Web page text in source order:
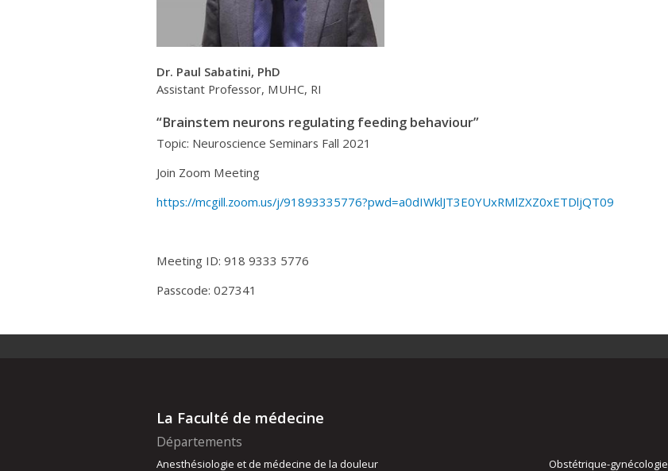
Dr. Paul Sabatini, PhD
Assistant Professor, MUHC, RI
“Brainstem neurons regulating feeding behaviour”
Topic: Neuroscience Seminars Fall 2021
Join Zoom Meeting
https://mcgill.zoom.us/j/91893335776?pwd=a0dIWklJT3E0YUxRMlZXZ0xETDljQT09
Meeting ID: 918 9333 5776
Passcode: 027341
La Faculté de médecine
Départements
Anesthésiologie et de médecine de la douleur Obstétrique-gynécologie